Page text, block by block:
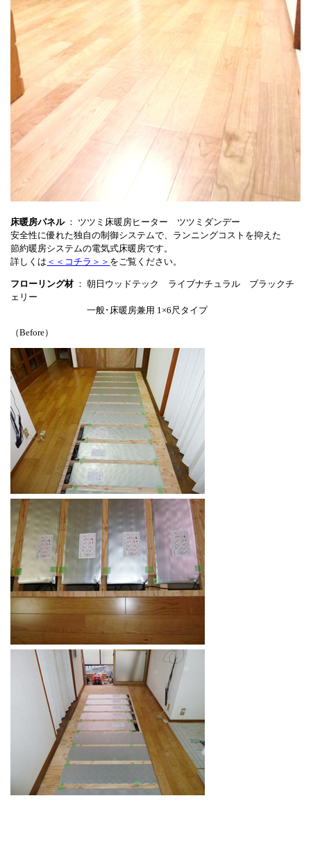
床暖房パネル： ツツミ床暖房ヒーター ツツミダンデー
安全性に優れた独自の制御システムで、ランニングコストを抑えた
節約暖房システムの電気式床暖房です。
詳しくは ＜＜コチラ＞＞ をご覧ください。
フローリング材： 朝日ウッドテック ライブナチュラル ブラックチ
ェリー
一般･床暖房兼用 1×6尺タイプ
（Before）